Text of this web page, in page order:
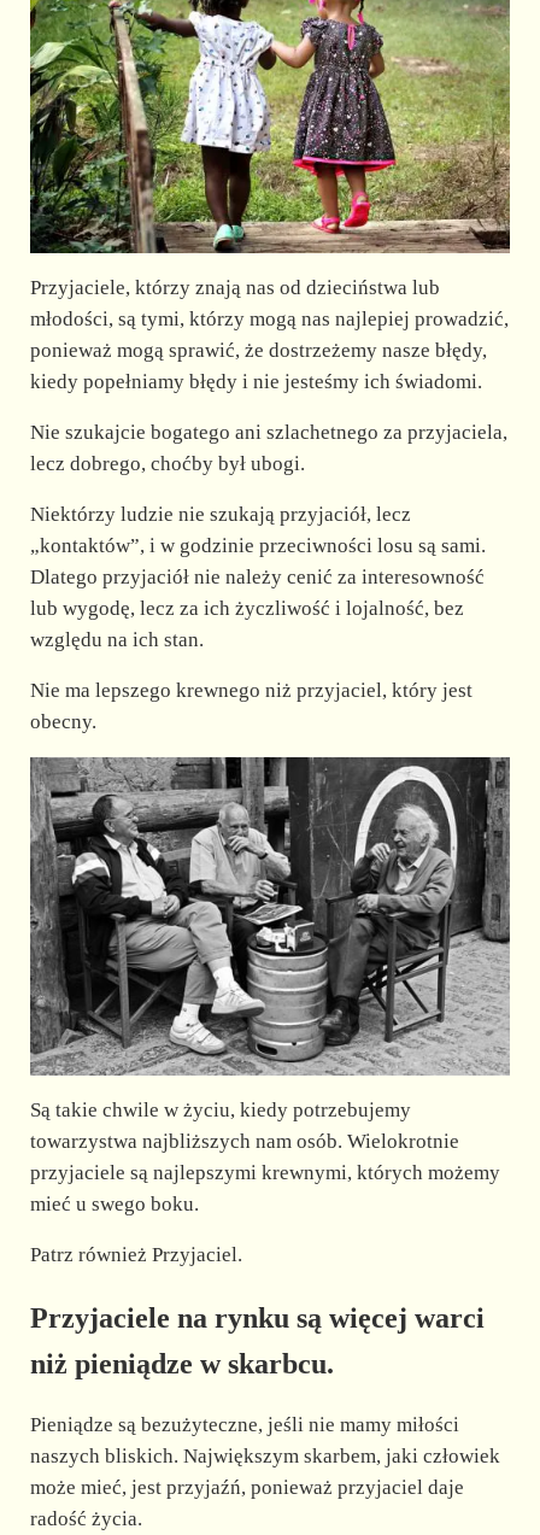
Przyjaciele, którzy znają nas od dzieciństwa lub
młodości, są tymi, którzy mogą nas najlepiej prowadzić,
ponieważ mogą sprawić, że dostrzeżemy nasze błędy,
kiedy popełniamy błędy i nie jesteśmy ich świadomi.
Nie szukajcie bogatego ani szlachetnego za przyjaciela,
lecz dobrego, choćby był ubogi.
Niektórzy ludzie nie szukają przyjaciół, lecz
„kontaktów”, i w godzinie przeciwności losu są sami.
Dlatego przyjaciół nie należy cenić za interesowność
lub wygodę, lecz za ich życzliwość i lojalność, bez
względu na ich stan.
Nie ma lepszego krewnego niż przyjaciel, który jest
obecny.
Są takie chwile w życiu, kiedy potrzebujemy
towarzystwa najbliższych nam osób. Wielokrotnie
przyjaciele są najlepszymi krewnymi, których możemy
mieć u swego boku.
Patrz również Przyjaciel.
Przyjaciele na rynku są więcej warci
niż pieniądze w skarbcu.
Pieniądze są bezużyteczne, jeśli nie mamy miłości
naszych bliskich. Największym skarbem, jaki człowiek
może mieć, jest przyjaźń, ponieważ przyjaciel daje
radość życia.